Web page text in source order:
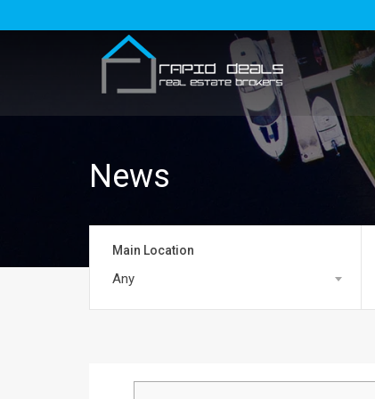
News
Main Location
Any